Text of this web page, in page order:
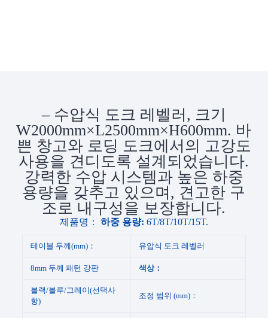
– 수압식 도크 레벨러, 크기
W2000mm×L2500mm×H600mm. 바
쁜 창고와 로딩 도크에서의 고강도
사용을 견디도록 설계되었습니다.
강력한 수압 시스템과 높은 하중
용량을 갖추고 있으며, 견고한 구
조로 내구성을 보장합니다.
제품명： 하중 용량: 6T/8T/10T/15T.
테이블 두께(mm)： 유압식 도크 레벨러
8mm 두께 패턴 강판 색상：
블랙/블루/그레이(선택사
항)
조정 범위 (mm)：